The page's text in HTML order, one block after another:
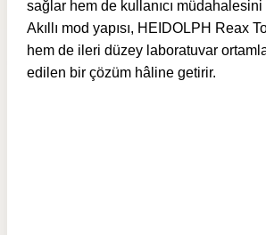
sağlar hem de kullanıcı
Akıllı mod yapısı, HEIDOLPH Reax
hem de ileri düzey laboratuvar
edilen bir çözüm hâline getirir.